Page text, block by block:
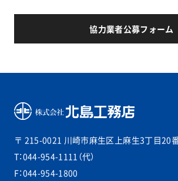
協力業者公募フォーム
〒 215-0021 川崎市麻生区上麻生3丁目20
T：044-954-1111（代）
F：044-954-1800